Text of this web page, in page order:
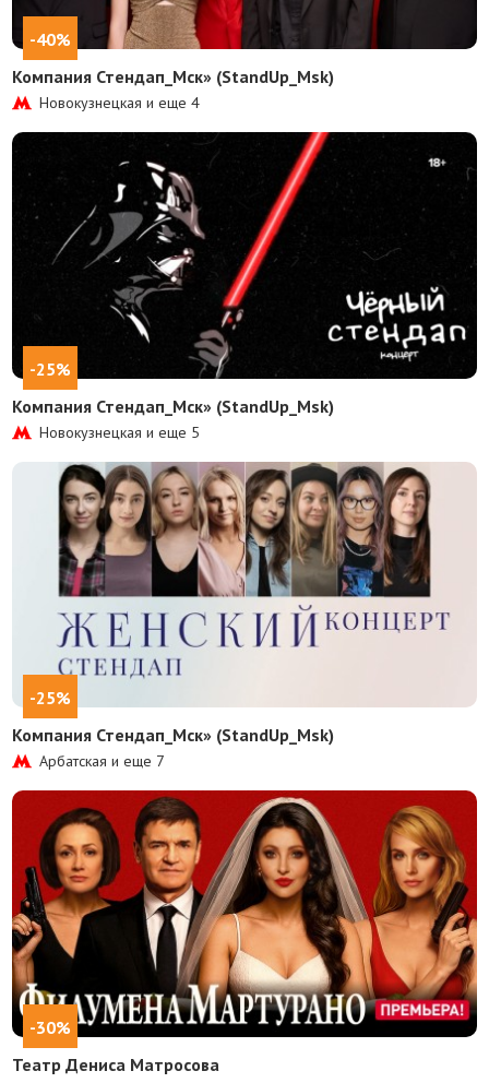
-40%
Компания Стендап_Мск» (StandUp_Msk)
Новокузнецкая и еще4
-25%
Компания Стендап_Мск» (StandUp_Msk)
Новокузнецкая и еще 5
-25%
Компания Стендап_Мск» (StandUp_Msk)
Арбатская и еще 7
-30%
Театр Дениса Матросова